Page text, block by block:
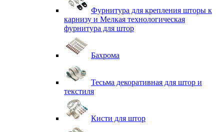
Фурнитура для крепления шторы к
карнизу и Мелкая технологическая
фурнитура для штор
Бахрома
Тесьма декоративная для штор и
текстиля
Кисти для штор